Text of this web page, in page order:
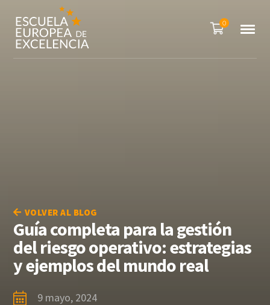
0
VOLVER AL BLOG
Guía completa para la gestión
del riesgo operativo: estrategias
y ejemplos del mundo real
9 mayo, 2024